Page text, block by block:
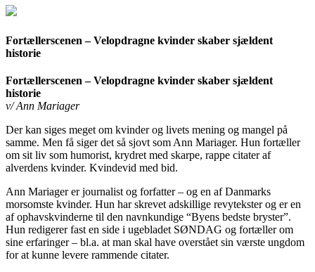
Fortællerscenen – Velopdragne kvinder skaber sjældent
historie
Fortællerscenen – Velopdragne kvinder skaber sjældent
historie
v/ Ann Mariager
Der kan siges meget om kvinder og livets mening og mangel på
samme. Men få siger det så sjovt som Ann Mariager. Hun fortæller
om sit liv som humorist, krydret med skarpe, rappe citater af
alverdens kvinder. Kvindevid med bid.
Ann Mariager er journalist og forfatter – og en af Danmarks
morsomste kvinder. Hun har skrevet adskillige revytekster og er en
af ophavskvinderne til den navnkundige “Byens bedste bryster”.
Hun redigerer fast en side i ugebladet SØNDAG og fortæller om
sine erfaringer – bl.a. at man skal have overstået sin værste ungdom
for at kunne levere rammende citater.